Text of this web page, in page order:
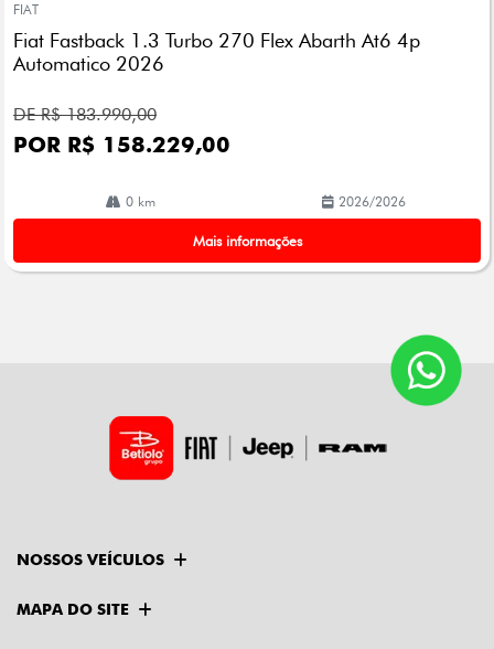
arti
lhe
FIAT
Fiat Fastback 1.3 Turbo 270 Flex Abarth At6 4p
Automatico 2026
DE R$ 183.990,00
POR R$ 158.229,00
0 km 2026/2026
Mais informações
NOSSOS VEÍCULOS
MAPA DO SITE